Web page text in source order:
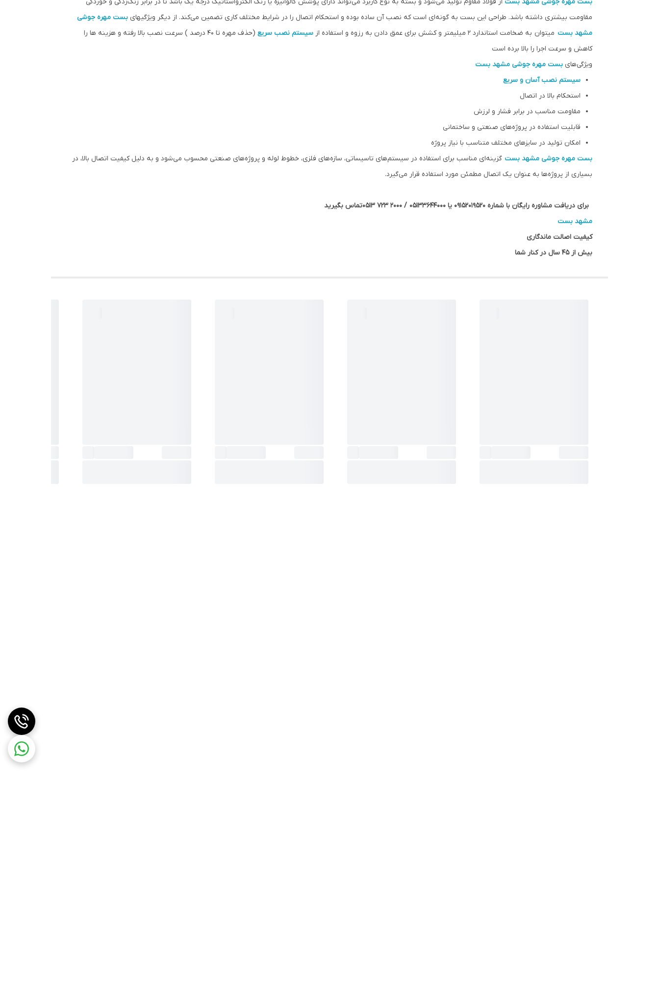
مقاومت بیشتری داشته باشد. طراحی این بست به گونه‌ای است که نصب آن ساده بوده و استحکام اتصال را در شرایط مختلف کاری تضمین می‌کند. از دیگر ویژگیهای بست مهره جوشی
مشهد بست میتوان به ضخامت استاندارد 2 میلیمتر و کشش برای عمق دادن به رزوه و استفاده از سیستم نصب سریع
(حذف مهره تا 40 درصد ) سرعت نصب بالا رفته و هزینه ها را
کاهش و سرعت اجرا را بالا برده است
ویژگی‌های بست مهره جوشی مشهد بست
سیستم نصب آسان و سریع
استحکام بالا در اتصال
مقاومت مناسب در برابر فشار و لرزش
قابلیت استفاده در پروژه‌های صنعتی و ساختمانی
امکان تولید در سایزهای مختلف متناسب با نیاز پروژه
بست مهره جوشی مشهد بست گزینه‌ای مناسب برای استفاده در سیستم‌های تاسیساتی، سازه‌های فلزی، خطوط لوله و پروژه‌های صنعتی محسوب می‌شود و به دلیل کیفیت اتصال بالا، در
بسیاری از پروژه‌ها به عنوان یک اتصال مطمئن مورد استفاده قرار می‌گیرد.
برای دریافت مشاوره رایگان با شماره 09152019520 یا 05133644000 / 2000 723 0513تماس بگیرید
مشهد بست
کیفیت اصالت ماندگاری
بیش از 45 سال در کنار شما